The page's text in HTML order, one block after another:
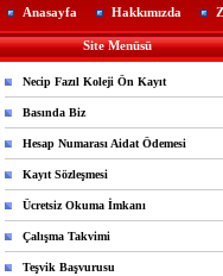
Anasayfa Hakkımızda
Site Menüsü
Necip Fazıl Koleji Ön Kayıt
Basında Biz
Hesap Numarası Aidat Ödemesi
Kayıt Sözleşmesi
Ücretsiz Okuma İmkanı
Çalışma Takvimi
Teşvik Başvurusu